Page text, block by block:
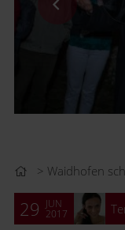
Waidhofen
29
JUN
2017